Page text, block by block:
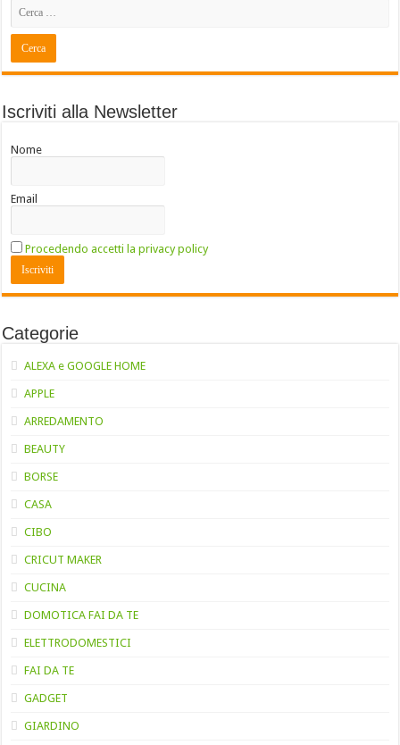
Iscriviti alla Newsletter
Nome
Email
Procedendo accetti la privacy policy
Categorie
ALEXA e GOOGLE HOME
APPLE
ARREDAMENTO
BEAUTY
BORSE
CASA
CIBO
CRICUT MAKER
CUCINA
DOMOTICA FAI DA TE
ELETTRODOMESTICI
FAI DA TE
GADGET
GIARDINO